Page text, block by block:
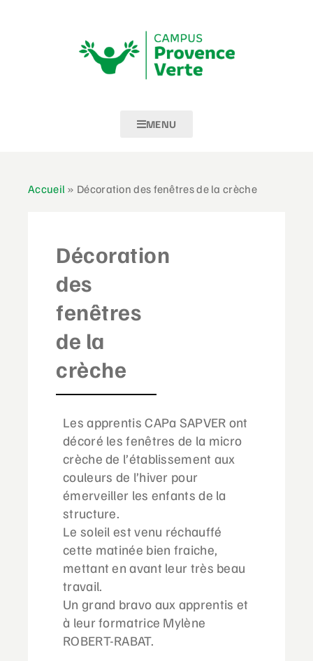
MENU
Accueil » Décoration des fenêtres de la crèche
Décoration
des
fenêtres
de la
crèche
Les apprentis CAPa SAPVER ont
décoré les fenêtres de la micro
crèche de l’établissement aux
couleurs de l’hiver pour
émerveiller les enfants de la
structure.
Le soleil est venu réchauffé
cette matinée bien fraiche,
mettant en avant leur très beau
travail.
Un grand bravo aux apprentis et
à leur formatrice Mylène
ROBERT-RABAT.